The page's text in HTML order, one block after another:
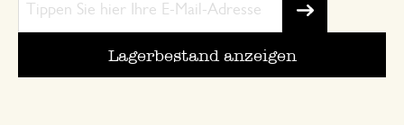
Lagerbestand anzeigen